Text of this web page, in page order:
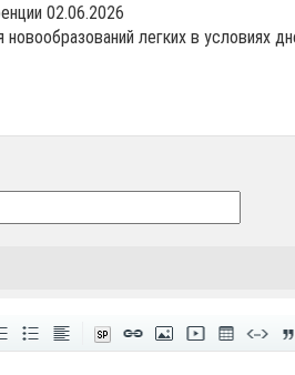
02.06.2026
легких в условиях